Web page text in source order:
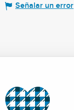
Señalar un error